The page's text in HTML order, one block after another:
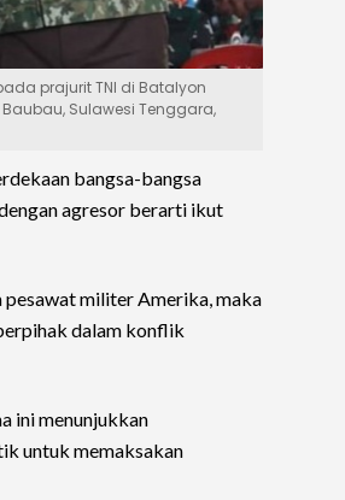
prajurit TNI di Batalyon
Sulawesi Tenggara,
bangsa-bangsa
agresor berarti ikut
pesawat militer Amerika, maka
dalam konflik
ini menunjukkan
untuk memaksakan